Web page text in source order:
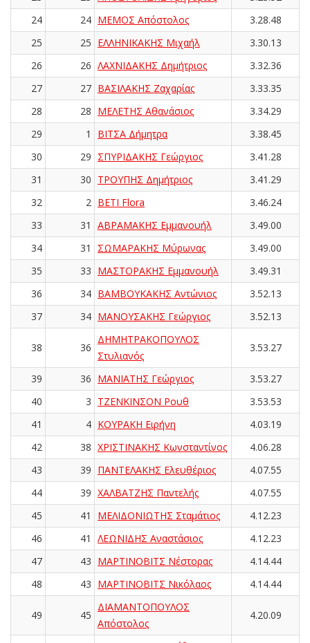
24
24 ΜΕΜΟΣ Απόστολος
3.28.48
25
25 ΕΛΛΗΝΙΚΑΚΗΣ Μιχαήλ
3.30.13
26
26 ΛΑΧΝΙΔΑΚΗΣ Δημήτριος
3.32.36
27
27 ΒΑΣΙΛΑΚΗΣ Ζαχαρίας
3.33.35
28
28 ΜΕΛΕΤΗΣ Αθανάσιος
3.34.29
29
1 ΒΙΤΣΑ Δήμητρα
3.38.45
30
29 ΣΠΥΡΙΔΑΚΗΣ Γεώργιος
3.41.28
31
30 ΤΡΟΥΠΗΣ Δημήτριος
3.41.29
32
2 BETI Flora
3.46.24
33
31 ΑΒΡΑΜΑΚΗΣ Εμμανουήλ
3.49.00
34
31 ΣΩΜΑΡΑΚΗΣ Μύρωνας
3.49.00
35
33 ΜΑΣΤΟΡΑΚΗΣ Εμμανουήλ
3.49.31
36
34 ΒΑΜΒΟΥΚΑΚΗΣ Αντώνιος
3.52.13
37
34 ΜΑΝΟΥΣΑΚΗΣ Γεώργιος 3.52.13
38 36
ΔΗΜΗΤΡΑΚΟΠΟΥΛΟΣ
Στυλιανός
3.53.27
39 36 ΜΑΝΙΑΤΗΣ Γεώργιος
3.53.27
40
3 ΤΖΕΝΚΙΝΣΟΝ Ρουθ
3.53.53
41
4 ΚΟΥΡΑΚΗ Ειρήνη
4.03.19
42
38 ΧΡΙΣΤΙΝΑΚΗΣ Κωνσταντίνος
4.06.28
43
39 ΠΑΝΤΕΛΑΚΗΣ Ελευθέριος
4.07.55
44
39 ΧΑΛΒΑΤΖΗΣ Παντελής
4.07.55
45
41 ΜΕΛΙΔΟΝΙΩΤΗΣ Σταμάτιος
4.12.23
46
41 ΛΕΩΝΙΔΗΣ Αναστάσιος
4.12.23
47
43 ΜΑΡΤΙΝΟΒΙΤΣ Νέστορας
4.14.44
48
43 ΜΑΡΤΙΝΟΒΙΤΣ Νικόλαος 4.14.44
49 45
ΔΙΑΜΑΝΤΟΠΟΥΛΟΣ
Απόστολος
4.20.09